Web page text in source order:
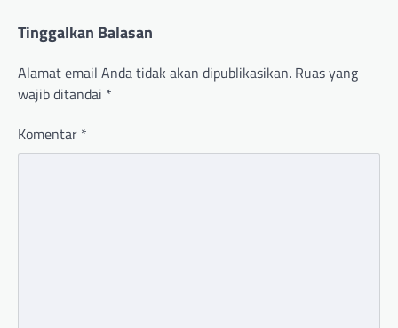
Tinggalkan Balasan
Alamat email Anda tidak akan dipublikasikan. Ruas yang
wajib ditandai *
Komentar *